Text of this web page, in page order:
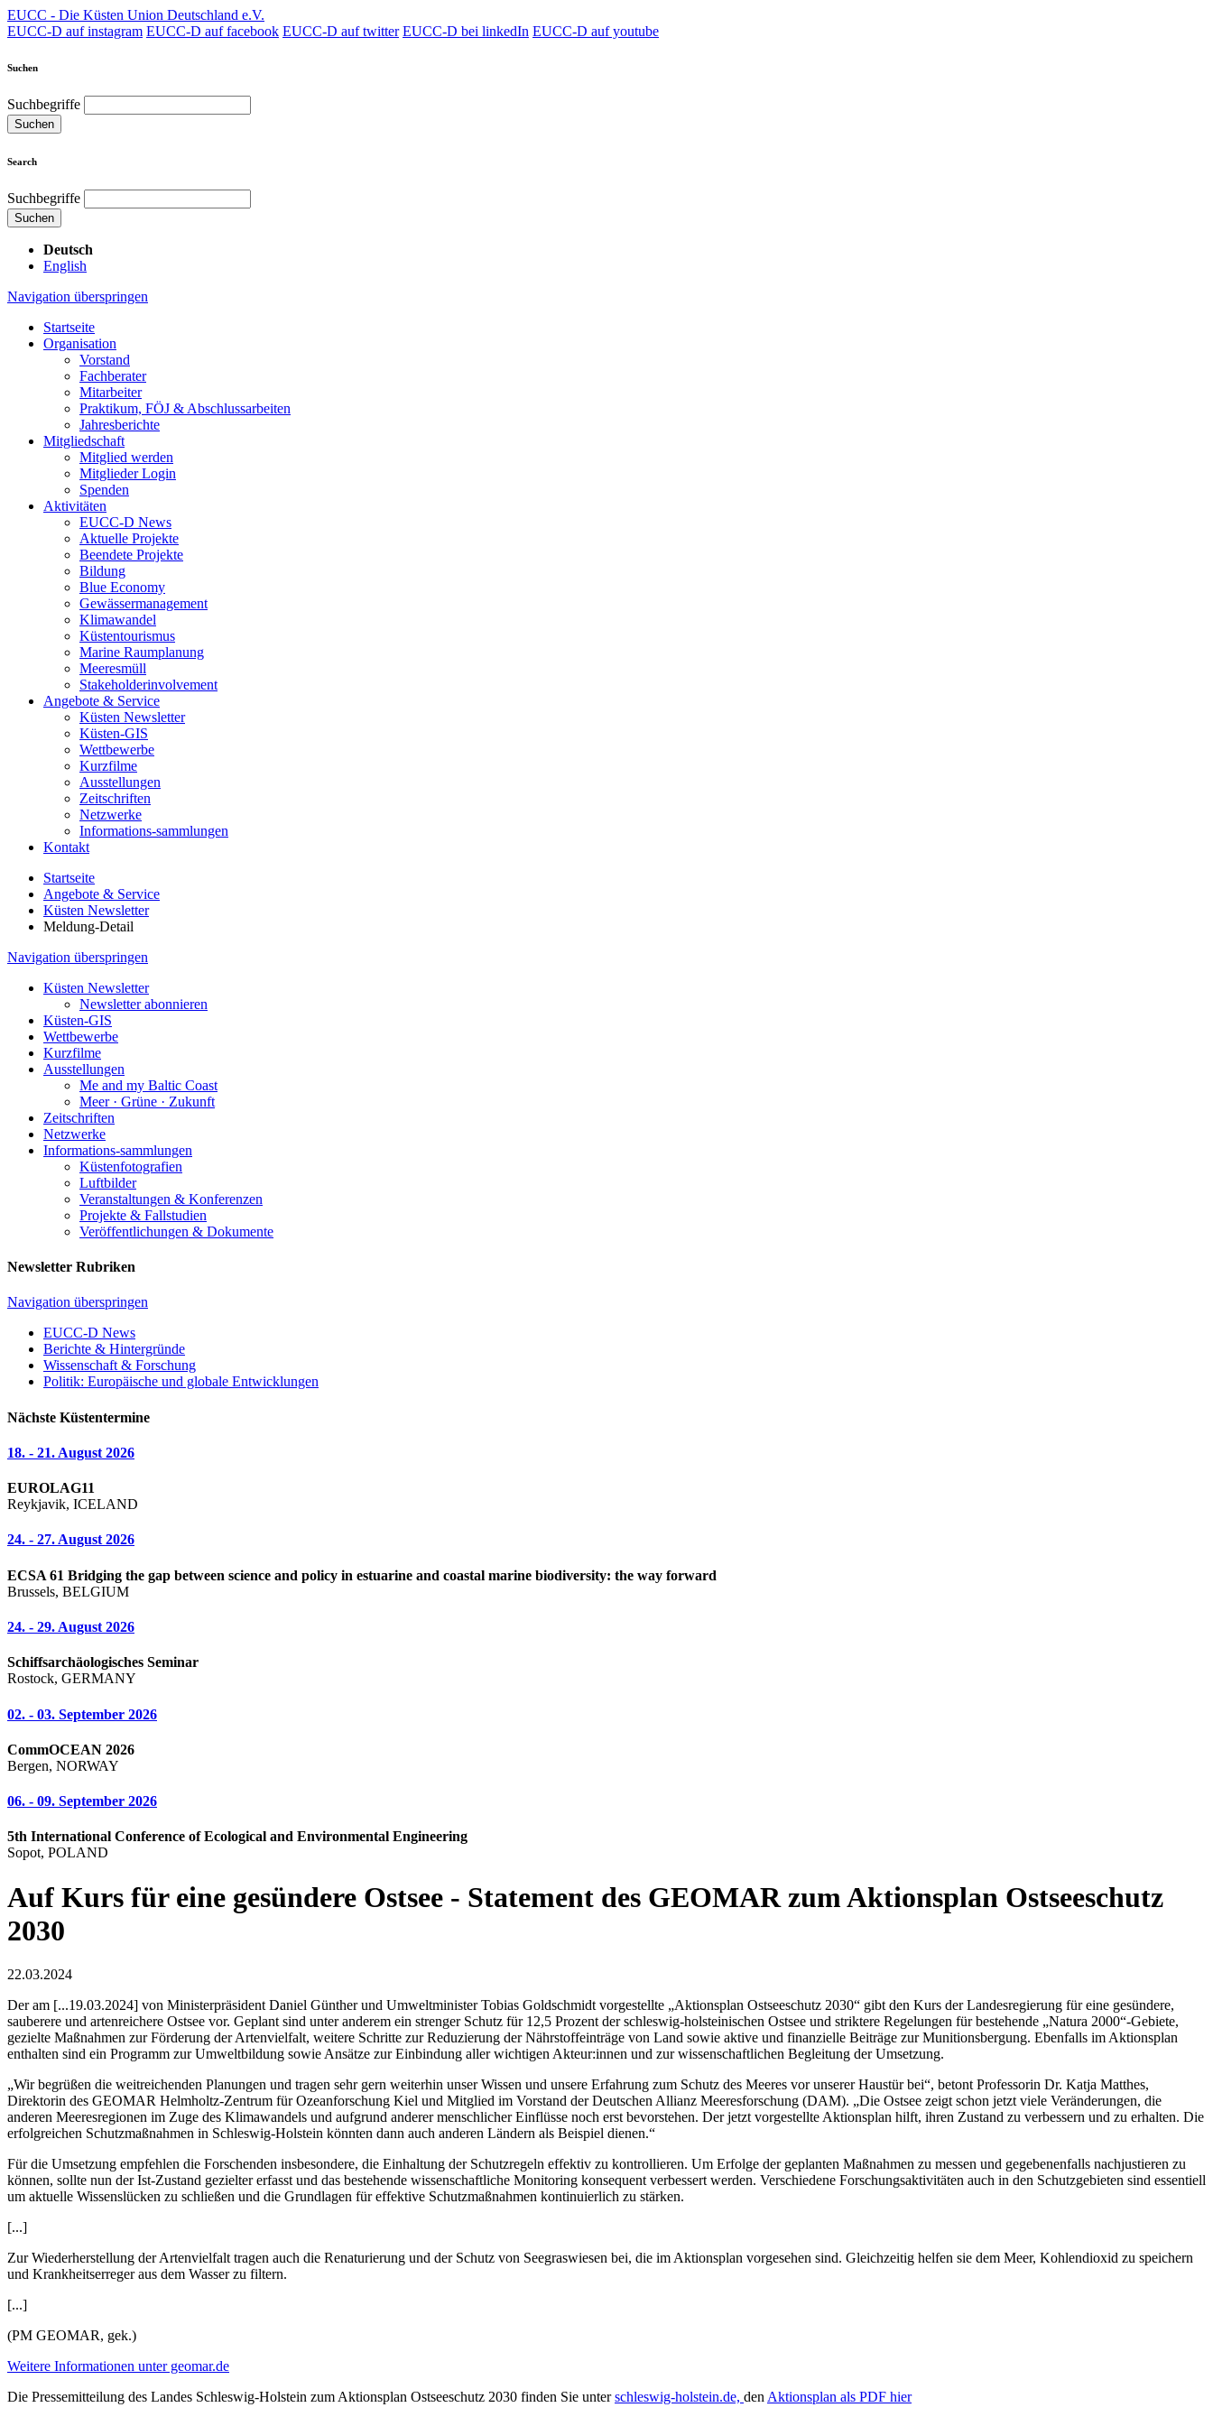
EUCC - Die Küsten Union Deutschland e.V.
EUCC-D auf instagram EUCC-D auf facebook EUCC-D auf twitter EUCC-D bei linkedIn EUCC-D auf youtube
Suchen
Suchbegriffe
Suchen
Search
Suchbegriffe
Suchen
Deutsch
English
Navigation überspringen
Startseite
Organisation
Vorstand
Fachberater
Mitarbeiter
Praktikum, FÖJ & Abschlussarbeiten
Jahresberichte
Mitgliedschaft
Mitglied werden
Mitglieder Login
Spenden
Aktivitäten
EUCC-D News
Aktuelle Projekte
Beendete Projekte
Bildung
Blue Economy
Gewässermanagement
Klimawandel
Küstentourismus
Marine Raumplanung
Meeresmüll
Stakeholderinvolvement
Angebote & Service
Küsten Newsletter
Küsten-GIS
Wettbewerbe
Kurzfilme
Ausstellungen
Zeitschriften
Netzwerke
Informations-sammlungen
Kontakt
Startseite
Angebote & Service
Küsten Newsletter
Meldung-Detail
Navigation überspringen
Küsten Newsletter
Newsletter abonnieren
Küsten-GIS
Wettbewerbe
Kurzfilme
Ausstellungen
Me and my Baltic Coast
Meer · Grüne · Zukunft
Zeitschriften
Netzwerke
Informations-sammlungen
Küstenfotografien
Luftbilder
Veranstaltungen & Konferenzen
Projekte & Fallstudien
Veröffentlichungen & Dokumente
Newsletter Rubriken
Navigation überspringen
EUCC-D News
Berichte & Hintergründe
Wissenschaft & Forschung
Politik: Europäische und globale Entwicklungen
Nächste Küstentermine
18. - 21. August 2026
EUROLAG11
Reykjavik, ICELAND
24. - 27. August 2026
ECSA 61 Bridging the gap between science and policy in estuarine and coastal marine biodiversity: the way forward
Brussels, BELGIUM
24. - 29. August 2026
Schiffsarchäologisches Seminar
Rostock, GERMANY
02. - 03. September 2026
CommOCEAN 2026
Bergen, NORWAY
06. - 09. September 2026
5th International Conference of Ecological and Environmental Engineering
Sopot, POLAND
Auf Kurs für eine gesündere Ostsee - Statement des GEOMAR zum Aktionsplan Ostseeschutz
2030
22.03.2024
Der am [...19.03.2024] von Ministerpräsident Daniel Günther und Umweltminister Tobias Goldschmidt vorgestellte „Aktionsplan Ostseeschutz 2030“ gibt den Kurs der Landesregierung für eine gesündere,
sauberere und artenreichere Ostsee vor. Geplant sind unter anderem ein strenger Schutz für 12,5 Prozent der schleswig-holsteinischen Ostsee und striktere Regelungen für bestehende „Natura 2000“-Gebiete,
gezielte Maßnahmen zur Förderung der Artenvielfalt, weitere Schritte zur Reduzierung der Nährstoffeinträge von Land sowie aktive und finanzielle Beiträge zur Munitionsbergung. Ebenfalls im Aktionsplan
enthalten sind ein Programm zur Umweltbildung sowie Ansätze zur Einbindung aller wichtigen Akteur:innen und zur wissenschaftlichen Begleitung der Umsetzung.
„Wir begrüßen die weitreichenden Planungen und tragen sehr gern weiterhin unser Wissen und unsere Erfahrung zum Schutz des Meeres vor unserer Haustür bei“, betont Professorin Dr. Katja Matthes,
Direktorin des GEOMAR Helmholtz-Zentrum für Ozeanforschung Kiel und Mitglied im Vorstand der Deutschen Allianz Meeresforschung (DAM). „Die Ostsee zeigt schon jetzt viele Veränderungen, die
anderen Meeresregionen im Zuge des Klimawandels und aufgrund anderer menschlicher Einflüsse noch erst bevorstehen. Der jetzt vorgestellte Aktionsplan hilft, ihren Zustand zu verbessern und zu erhalten. Die
erfolgreichen Schutzmaßnahmen in Schleswig-Holstein könnten dann auch anderen Ländern als Beispiel dienen.“
Für die Umsetzung empfehlen die Forschenden insbesondere, die Einhaltung der Schutzregeln effektiv zu kontrollieren. Um Erfolge der geplanten Maßnahmen zu messen und gegebenenfalls nachjustieren zu
können, sollte nun der Ist-Zustand gezielter erfasst und das bestehende wissenschaftliche Monitoring konsequent verbessert werden. Verschiedene Forschungsaktivitäten auch in den Schutzgebieten sind essentiell
um aktuelle Wissenslücken zu schließen und die Grundlagen für effektive Schutzmaßnahmen kontinuierlich zu stärken.
[...]
Zur Wiederherstellung der Artenvielfalt tragen auch die Renaturierung und der Schutz von Seegraswiesen bei, die im Aktionsplan vorgesehen sind. Gleichzeitig helfen sie dem Meer, Kohlendioxid zu speichern
und Krankheitserreger aus dem Wasser zu filtern.
[...]
(PM GEOMAR, gek.)
Weitere Informationen unter geomar.de
Die Pressemitteilung des Landes Schleswig-Holstein zum Aktionsplan Ostseeschutz 2030 finden Sie unterschleswig-holstein.de, den Aktionsplan als PDF hier